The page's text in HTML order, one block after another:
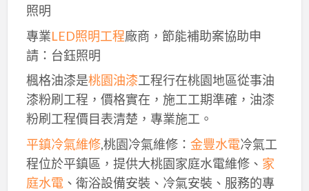
照明
專業LED照明工程廠商，節能補助案協助申
請：台鈺照明
楓格油漆是桃園油漆工程行在桃園地區從事油
漆粉刷工程，價格實在，施工工期準確，油漆
粉刷工程價目表清楚，專業施工。
平鎮冷氣維修,桃園冷氣維修： 金豐水電冷氣工
程位於平鎮區，提供大桃園家庭水電維修、 家
庭水電、衛浴設備安裝、冷氣安裝、服務的專